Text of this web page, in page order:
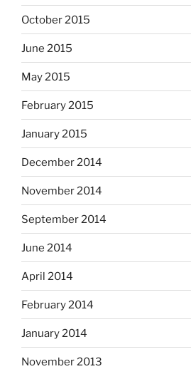
October 2015
June 2015
May 2015
February 2015
January 2015
December 2014
November 2014
September 2014
June 2014
April 2014
February 2014
January 2014
November 2013